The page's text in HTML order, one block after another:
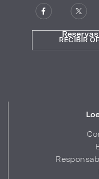
Reservas
RECIBIR